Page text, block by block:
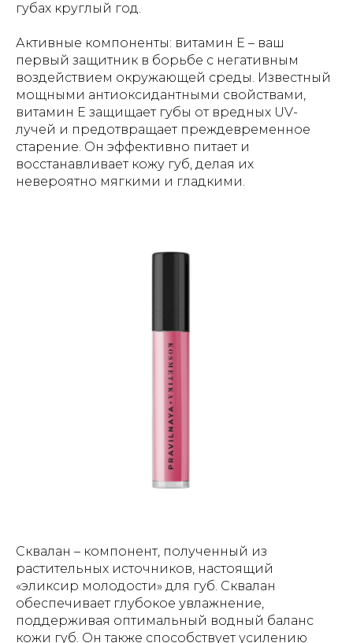
губах круглый год.
Активные компоненты: витамин Е – ваш
первый защитник в борьбе с негативным
воздействием окружающей среды. Известный
мощными антиоксидантными свойствами,
витамин Е защищает губы от вредных UV-
лучей и предотвращает преждевременное
старение. Он эффективно питает и
восстанавливает кожу губ, делая их
невероятно мягкими и гладкими.
Сквалан – компонент, полученный из
растительных источников, настоящий
«эликсир молодости» для губ. Сквалан
обеспечивает глубокое увлажнение,
поддерживая оптимальный водный баланс
кожи губ. Он также способствует усилению